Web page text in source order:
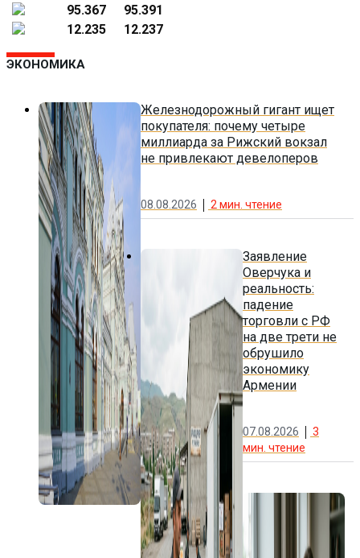
95.367
95.391
12.235
12.237
ЭКОНОМИКА
Железнодорожный гигант ищет
покупателя: почему четыре
миллиарда за Рижский вокзал
не привлекают девелоперов
08.08.2026 2 мин. чтение
Заявление
Оверчука и
реальность:
падение
торговли с РФ
на две трети не
обрушило
экономику
Армении
07.08.2026
3
мин. чтение